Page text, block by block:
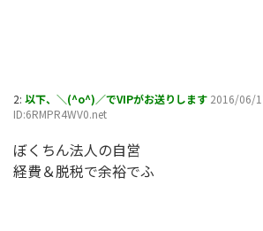
2: 以下、＼(^o^)／でVIPがお送りします 2016/06/
ID:6RMPR4WV0.net
ぼくちん法人の自営
経費＆脱税で余裕でふ